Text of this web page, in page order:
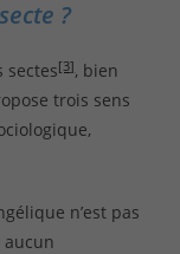
?
sectes[3], bien
trois sens
n’est pas
aucun